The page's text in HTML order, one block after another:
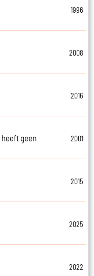
1996
2008
2016
geen
2001
2015
2025
2022